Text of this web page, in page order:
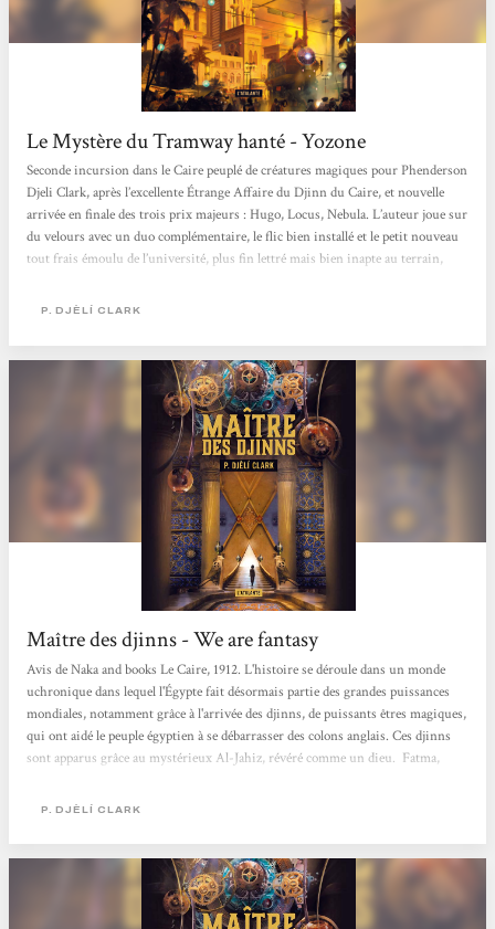
Le Mystère du Tramway hanté - Yozone
Seconde incursion dans le Caire peuplé de créatures magiques pour Phenderson
Djeli Clark, après l’excellente Étrange Affaire du Djinn du Caire, et nouvelle
arrivée en finale des trois prix majeurs : Hugo, Locus, Nebula. L’auteur joue sur
du velours avec un duo complémentaire, le flic bien installé et le petit nouveau
tout frais émoulu de l’université, plus fin lettré mais bien inapte au terrain,
d’Hamed tient dans le coût, exorbitant pour leur service, d’un exorciste,...
P. DJÈLÍ CLARK
Maître des djinns - We are fantasy
Avis de Naka and books Le Caire, 1912. L'histoire se déroule dans un monde
uchronique dans lequel l'Égypte fait désormais partie des grandes puissances
mondiales, notamment grâce à l'arrivée des djinns, de puissants êtres magiques,
qui ont aidé le peuple égyptien à se débarrasser des colons anglais. Ces djinns
sont apparus grâce au mystérieux Al-Jahiz, révéré comme un dieu. Fatma,
surnaturelles, est chargée de résoudre un meurtre, qui nous amène à en
P. DJÈLÍ CLARK